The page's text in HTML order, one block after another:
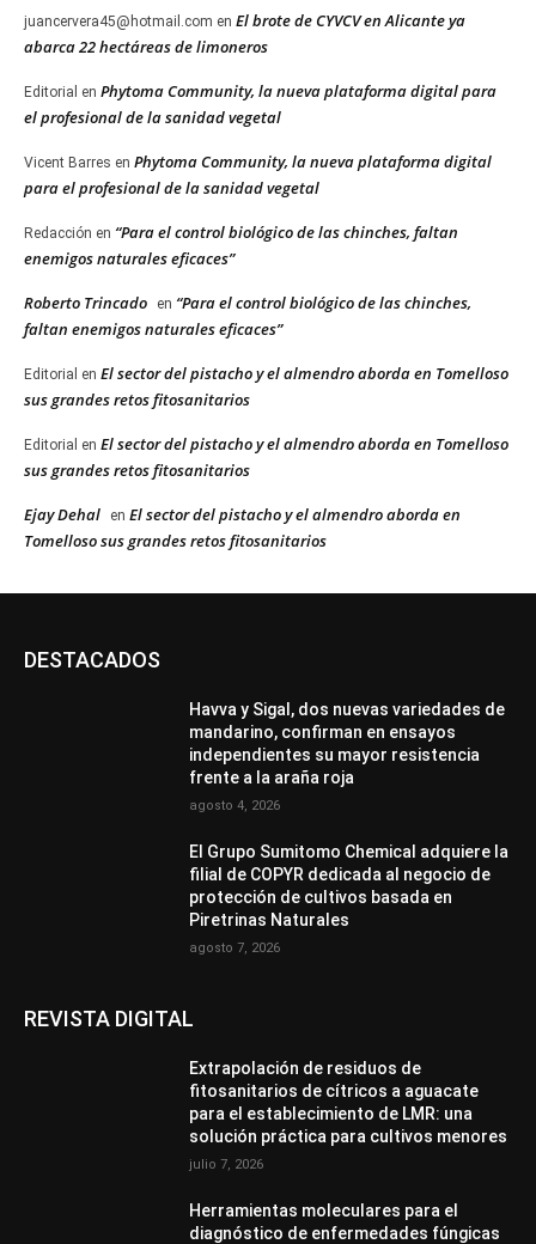
juancervera45@hotmail.com en El brote de CYVCV en Alicante ya
abarca 22 hectáreas de limoneros
Editorial en Phytoma Community, la nueva plataforma digital para
el profesional de la sanidad vegetal
Vicent Barres en Phytoma Community, la nueva plataforma digital
para el profesional de la sanidad vegetal
Redacción en “Para el control biológico de las chinches, faltan
enemigos naturales eficaces”
Roberto Trincado en “Para el control biológico de las chinches,
faltan enemigos naturales eficaces”
Editorial en El sector del pistacho y el almendro aborda en Tomelloso
sus grandes retos fitosanitarios
Editorial en El sector del pistacho y el almendro aborda en Tomelloso
sus grandes retos fitosanitarios
Ejay Dehal en El sector del pistacho y el almendro aborda en
Tomelloso sus grandes retos fitosanitarios
DESTACADOS
Havva y Sigal, dos nuevas variedades de
mandarino, confirman en ensayos
independientes su mayor resistencia
frente a la araña roja
agosto 4, 2026
El Grupo Sumitomo Chemical adquiere la
filial de COPYR dedicada al negocio de
protección de cultivos basada en
Piretrinas Naturales
agosto 7, 2026
REVISTA DIGITAL
Extrapolación de residuos de
fitosanitarios de cítricos a aguacate
para el establecimiento de LMR: una
solución práctica para cultivos menores
julio 7, 2026
Herramientas moleculares para el
diagnóstico de enfermedades fúngicas